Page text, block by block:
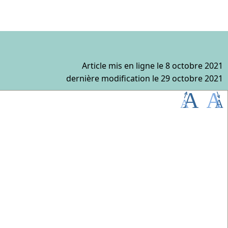
Article mis en ligne le8 octobre 2021
dernière modification le 29 octobre 2021